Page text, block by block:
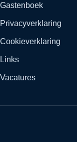
Gastenboek
Privacyverklaring
Cookieverklaring
Links
Vacatures